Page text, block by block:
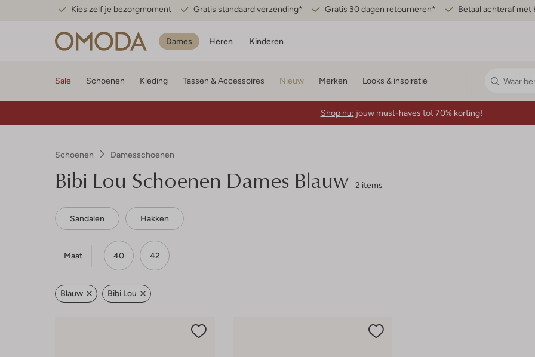
Kies zelf je bezorgmoment Gratis standaard verzending* Gratis 30 dagen retourneren* Betaal achteraf met
Dames Heren Kinderen
Sale Schoenen Kleding Tassen & Accessoires Nieuw Merken Looks & inspiratie
Shop nu: jouw must-haves tot 70% korting!
Schoenen Damesschoenen
Bibi Lou Schoenen Dames Blauw 2 items
Sandalen Hakken
Maat 40 42
Blauw Bibi Lou